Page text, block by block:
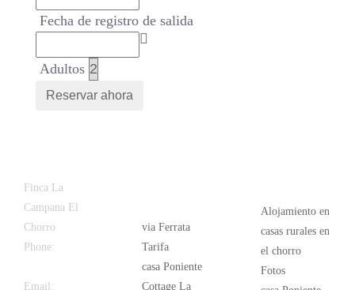
Fecha de registro de salida
Adultos
Finca La
Campana El
Chorro
Phone:
Email:
via Ferrata
Tarifa
casa Poniente
Cottage La
Alojamiento en
casas rurales en
el chorro
Fotos